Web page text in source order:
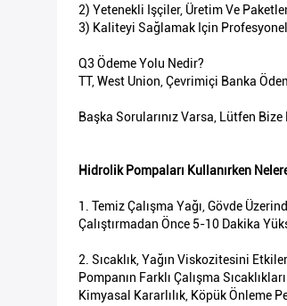
2) Yetenekli Işçiler, Üretim Ve
3) Kaliteyi Sağlamak Için
Q3 Ödeme Yolu Nedir?
TT, West Union, Çevrimiçi Banka
Başka Sorularınız Varsa, Lütfen
Hidrolik Pompaları Kullanırken
1. Temiz Çalışma Yağı, Gövde
Çalıştırmadan Önce 5-10 Dakika
2. Sıcaklık, Yağın Viskozitesini
Pompanın Farklı Çalışma
Kimyasal Kararlılık, Köpük Önleme